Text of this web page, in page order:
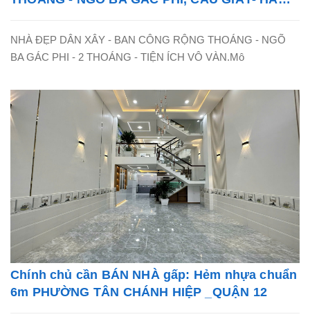
NHÀ ĐẸP DÂN XÂY - BAN CÔNG RỘNG THOÁNG - NGÕ
BA GÁC PHI - 2 THOÁNG - TIỆN ÍCH VÔ VÀN.Mô
Chính chủ cần BÁN NHÀ gấp: Hẻm nhựa chuẩn
6m PHƯỜNG TÂN CHÁNH HIỆP _QUẬN 12